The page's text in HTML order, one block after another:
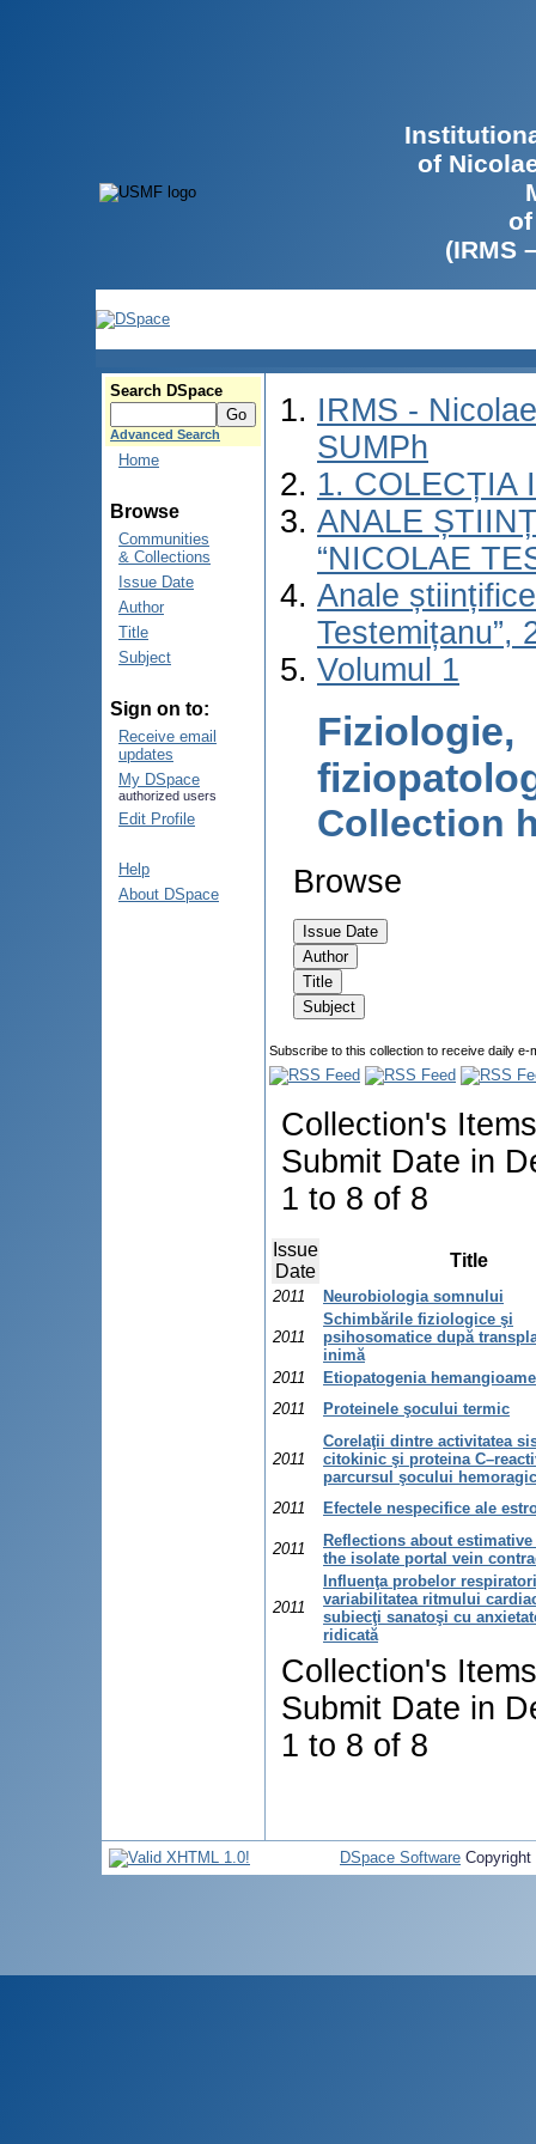
of
(IRMS
Search DSpace
Advanced Search
Home
Browse
Communities
& Collections
Issue Date
Author
Title
Subject
Sign on to:
Receive email
updates
My DSpace
authorized users
Edit Profile
Help
About DSpace
IRMS -
SUMPh
1. COLECȚIA
ANALE
“NICOLAE
Anale
Testemițanu”,
Volumul 1
Fiziologie,
Collection
Browse
Subscribe to this collection to receive daily
Collection's
Submit Date in
1 to 8 of 8
Issue
Date
Title
2011 Neurobiologia somnului
2011
Schimbările fiziologice şi
psihosomatice după
inimă
2011
Etiopatogenia
2011
Proteinele şocului termic
2011
Corelaţii dintre activitatea
citokinic şi proteina
parcursul şocului hemoragic
2011
Efectele nespecifice ale
2011
Reflections about
the isolate portal vein
2011
Influenţa probelor
variabilitatea ritmului
subiecţi sanatoşi cu
ridicată
Collection's
Submit Date in
1 to 8 of 8
DSpace Software